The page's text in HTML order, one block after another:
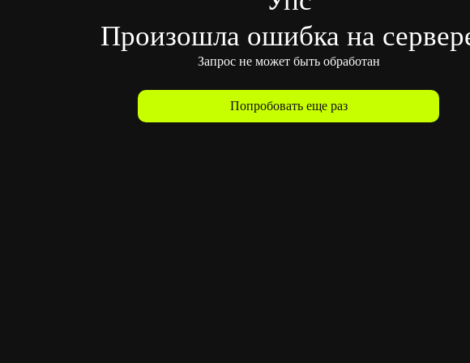
Произошла ошибка на
Запрос не может быть обработан
Попробовать еще раз